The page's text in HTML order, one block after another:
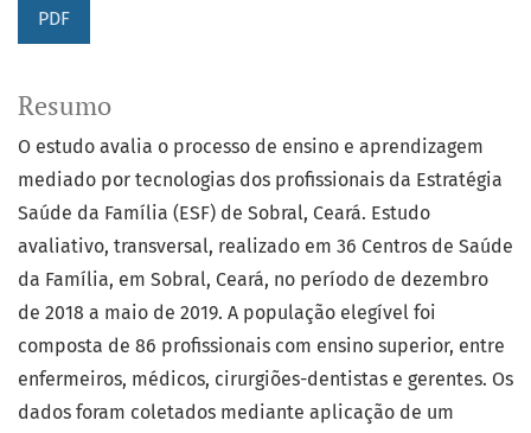
PDF
Resumo
O estudo avalia o processo de ensino e aprendizagem
mediado por tecnologias dos profissionais da Estratégia
Saúde da Família (ESF) de Sobral, Ceará. Estudo
avaliativo, transversal, realizado em 36 Centros de Saúde
da Família, em Sobral, Ceará, no período de dezembro
de 2018 a maio de 2019. A população elegível foi
composta de 86 profissionais com ensino superior, entre
enfermeiros, médicos, cirurgiões-dentistas e gerentes. Os
dados foram coletados mediante aplicação de um